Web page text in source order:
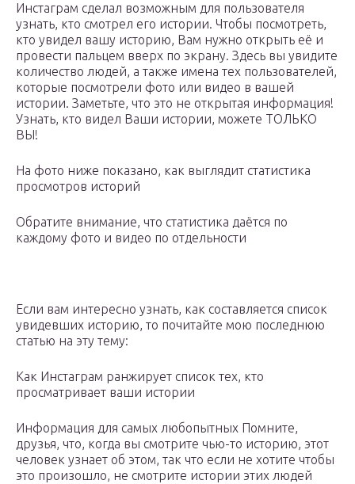
Инстаграм сделал возможным для пользователя
узнать, кто смотрел его истории. Чтобы посмотреть,
кто увидел вашу историю, Вам нужно открыть её и
провести пальцем вверх по экрану. Здесь вы увидите
количество людей, а также имена тех пользователей,
которые посмотрели фото или видео в вашей
истории. Заметьте, что это не открытая информация!
Узнать, кто видел Ваши истории, можете ТОЛЬКО
ВЫ!
На фото ниже показано, как выглядит статистика
просмотров историй
Обратите внимание, что статистика даётся по
каждому фото и видео по отдельности
Если вам интересно узнать, как составляется список
увидевших историю, то почитайте мою последнюю
статью на эту тему:
Как Инстаграм ранжирует список тех, кто
просматривает ваши истории
Информация для самых любопытных Помните,
друзья, что, когда вы смотрите чью-то историю, этот
человек узнает об этом, так что если не хотите чтобы
это произошло, не смотрите истории этих людей